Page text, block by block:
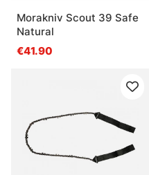
Morakniv Scout 39 Safe
Natural
€41.90